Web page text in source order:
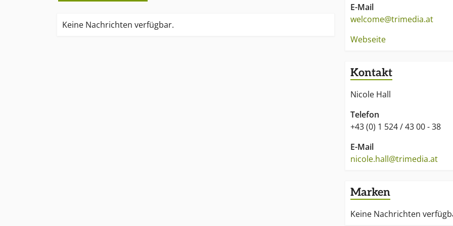
Keine Nachrichten verfügbar.
E-Mail
welcome@trimedia.at
Webseite
Kontakt
Nicole Hall
Telefon
+43 (0) 1 524 / 43 00 - 38
E-Mail
nicole.hall@trimedia.at
Marken
Keine Nachrichten